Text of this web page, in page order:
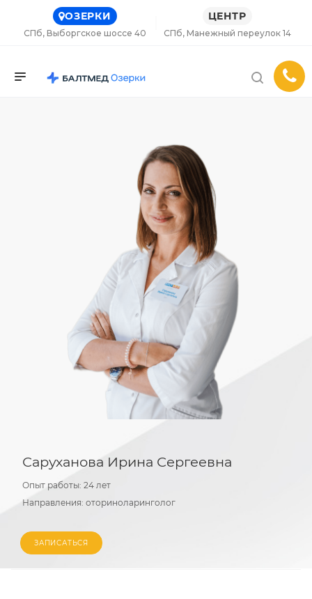
ОЗЕРКИ
СПб, Выборгское шоссе 40
ЦЕНТР
СПб, Манежный переулок 14
Саруханова Ирина Сергеевна
Опыт работы: 24 лет
Направления: оториноларинголог
ЗАПИСАТЬСЯ